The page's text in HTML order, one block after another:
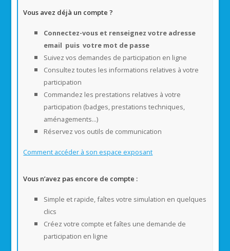
Vous avez déjà un compte ?
Connectez-vous et renseignez votre adresse
email puis votre mot de passe
Suivez vos demandes de participation en ligne
Consultez toutes les informations relatives à votre
participation
Commandez les prestations relatives à votre
participation (badges, prestations techniques,
aménagements...)
Réservez vos outils de communication​
​Comment accéder à son espace exposant
Vous n’avez pas encore de compte :
Simple et rapide, faîtes votre simulation en quelques
clics
Créez votre compte et faîtes une demande de
participation en ligne